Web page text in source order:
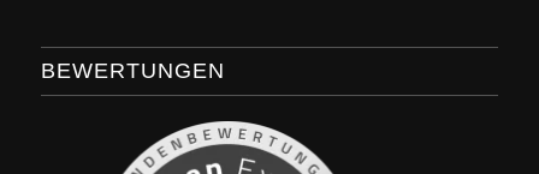
BEWERTUNGEN